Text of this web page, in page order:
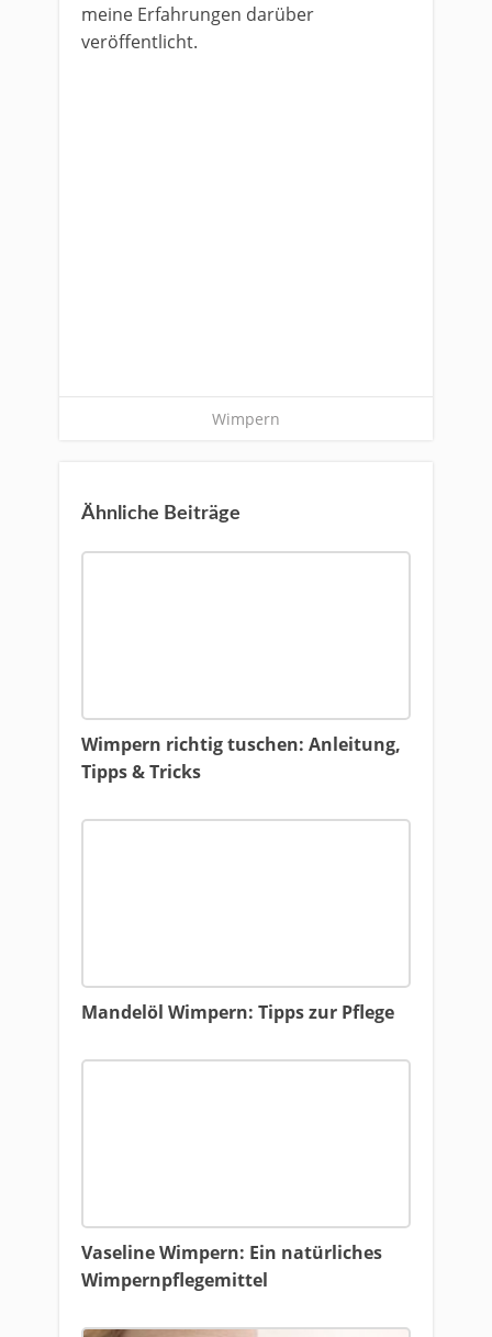
meine Erfahrungen darüber
veröffentlicht.
Wimpern
Ähnliche Beiträge
Wimpern richtig tuschen: Anleitung,
Tipps & Tricks
Mandelöl Wimpern: Tipps zur Pflege
Vaseline Wimpern: Ein natürliches
Wimpernpflegemittel